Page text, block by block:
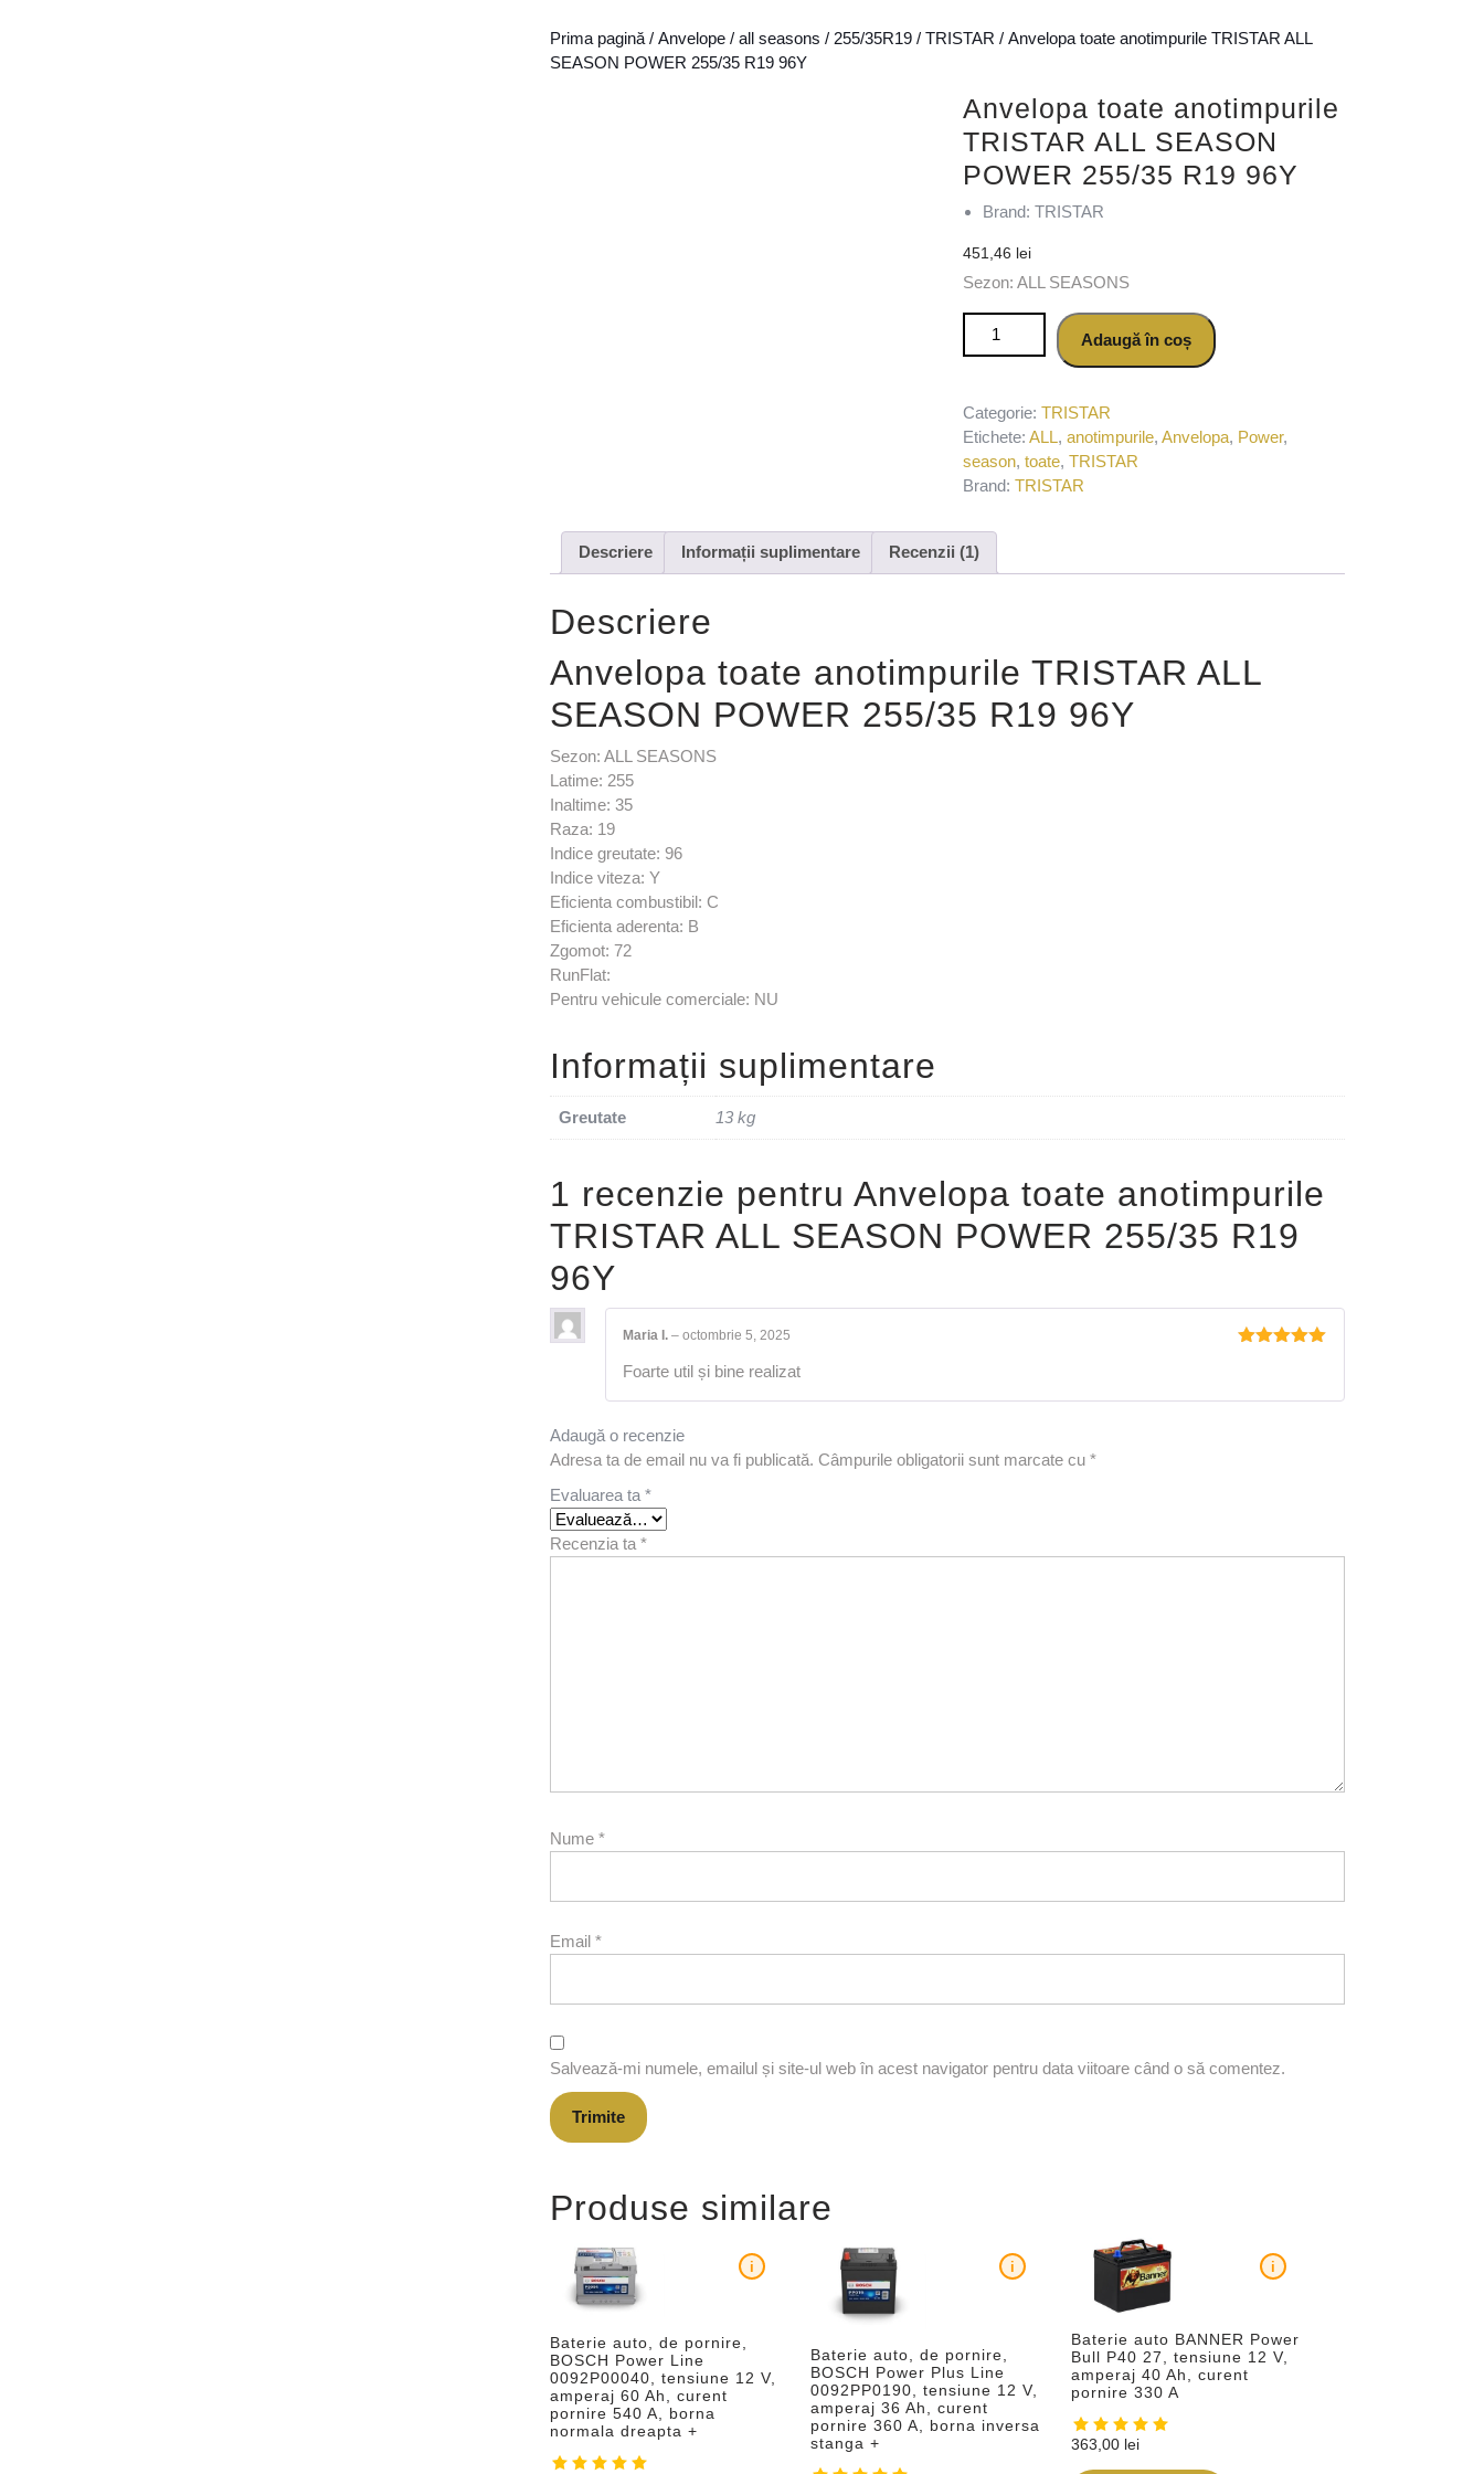
Prima pagină / Anvelope / all seasons / 255/35R19 / TRISTAR / Anvelopa toate anotimpurile TRISTAR ALL
SEASON POWER 255/35 R19 96Y
Anvelopa toate anotimpurile
TRISTAR ALL SEASON
POWER 255/35 R19 96Y
Brand: TRISTAR
451,46 lei
Sezon: ALL SEASONS
Cantitate Anvelopa toate anotimpurile TRISTAR ALL SEASON POWER
Adaugă în coș
Categorie:TRISTAR
Etichete:ALL,anotimpurile,Anvelopa, Power,
season,toate,TRISTAR
Brand:TRISTAR
Descriere Informații suplimentare Recenzii (1)
Descriere
Anvelopa toate anotimpurile TRISTAR ALL
SEASON POWER 255/35 R19 96Y
Sezon: ALL SEASONS
Latime: 255
Inaltime: 35
Raza: 19
Indice greutate: 96
Indice viteza: Y
Eficienta combustibil: C
Eficienta aderenta: B
Zgomot: 72
RunFlat:
Pentru vehicule comerciale: NU
Informații suplimentare
Greutate 13 kg
1 recenzie pentru Anvelopa toate anotimpurile
TRISTAR ALL SEASON POWER 255/35 R19
96Y
Maria I. – octombrie 5, 2025
Foarte util și bine realizat
Adaugă o recenzie
Adresa ta de email nu va fi publicată. Câmpurile obligatorii sunt marcate cu *
Evaluarea ta *
Recenzia ta *
Nume *
Email *
Salvează-mi numele, emailul și site-ul web în acest navigator pentru data viitoare când o să comentez.
Produse similare
Baterie auto, de pornire,
BOSCH Power Line
0092P00040, tensiune 12 V,
amperaj 60 Ah, curent
pornire 540 A, borna
normala dreapta +
i
Baterie auto, de pornire,
BOSCH Power Plus Line
0092PP0190, tensiune 12 V,
amperaj 36 Ah, curent
pornire 360 A, borna inversa
stanga +
i
Baterie auto BANNER Power
Bull P40 27, tensiune 12 V,
amperaj 40 Ah, curent
pornire 330 A
i
363,00 lei